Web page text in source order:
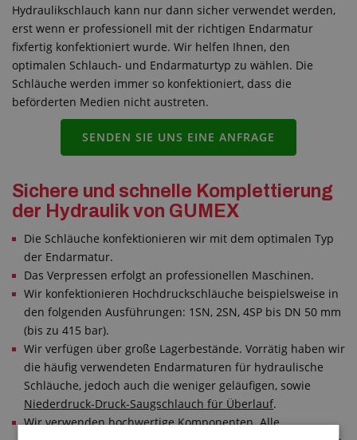
Hydraulikschlauch kann nur dann sicher verwendet werden,
erst wenn er professionell mit der richtigen Endarmatur
fixfertig konfektioniert wurde. Wir helfen Ihnen, den
optimalen Schlauch- und Endarmaturtyp zu wählen. Die
Schläuche werden immer so konfektioniert, dass die
beförderten Medien nicht austreten.
SENDEN SIE UNS EINE ANFRAGE
Sichere und schnelle Komplettierung
der Hydraulik von GUMEX
Die Schläuche konfektionieren wir mit dem optimalen Typ
der Endarmatur.
Das Verpressen erfolgt an professionellen Maschinen.
Wir konfektionieren Hochdruckschläuche beispielsweise in
den folgenden Ausführungen: 1SN, 2SN, 4SP bis DN 50 mm
(bis zu 415 bar).
Wir verfügen über große Lagerbestände. Vorrätig haben wir
die häufig verwendeten Endarmaturen für hydraulische
Schläuche, jedoch auch die weniger geläufigen, sowie
Niederdruck-Druck-Saugschlauch für Überlauf.
Wir verwenden hochwertige Komponenten. Alle